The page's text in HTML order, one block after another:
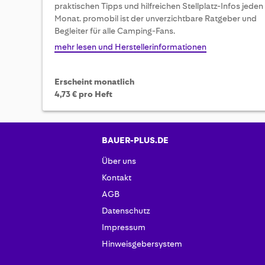
beginning
images
praktischen Tipps und hilfreichen Stellplatz-Infos jeden
Monat. promobil ist der unverzichtbare Ratgeber und
Begleiter für alle Camping-Fans.
mehr lesen und Herstellerinformationen
Erscheint monatlich
4,73 € pro Heft
BAUER-PLUS.DE
Über uns
Kontakt
AGB
Datenschutz
Impressum
Hinweisgebersystem